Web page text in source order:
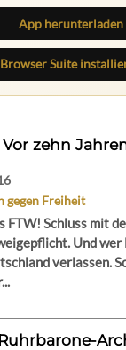
App herunterladen
Browser Suite
Vor zehn
gegen Freiheit
FTW! Schluss mit
Und
verlassen.
Ruhrbarone-